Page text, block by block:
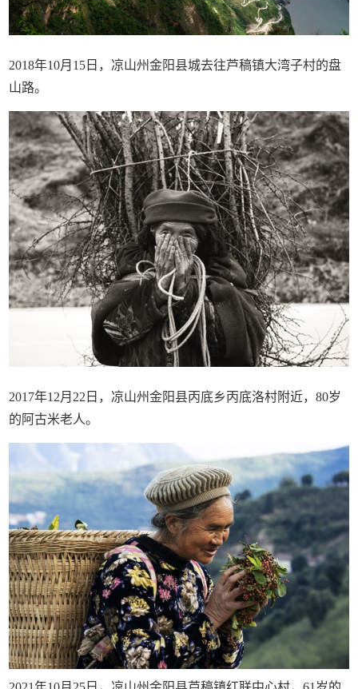
2018年10月15日，凉山州金阳县城去往芦稿镇大湾子村的盘
山路。
2017年12月22日，凉山州金阳县丙底乡丙底洛村附近，80岁
的阿古米老人。